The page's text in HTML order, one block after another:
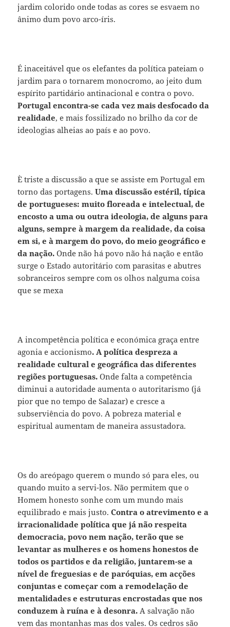
jardim colorido onde todas as cores se esvaem no
ânimo dum povo arco-íris.
É inaceitável que os elefantes da política pateiam o
jardim para o tornarem monocromo, ao jeito dum
espírito partidário antinacional e contra o povo.
Portugal encontra-se cada vez mais desfocado da
realidade, e mais fossilizado no brilho da cor de
ideologias alheias ao país e ao povo.
È triste a discussão a que se assiste em Portugal em
torno das portagens.Uma discussão estéril, típica
de portugueses: muito floreada e intelectual, de
encosto a uma ou outra ideologia, de alguns para
alguns, sempre à margem da realidade, da coisa
em si, e à margem do povo, do meio geográfico e
da nação.Onde não há povo não há nação e então
surge o Estado autoritário com parasitas e abutres
sobranceiros sempre com os olhos nalguma coisa
que se mexa
A incompetência política e económica graça entre
agonia e accionismo. A política despreza a
realidade cultural e geográfica das diferentes
regiões portuguesas.Onde falta a competência
diminui a autoridade aumenta o autoritarismo (já
pior que no tempo de Salazar) e cresce a
subserviência do povo. A pobreza material e
espiritual aumentam de maneira assustadora.
Os do areópago querem o mundo só para eles, ou
quando muito a servi-los. Não permitem que o
Homem honesto sonhe com um mundo mais
equilibrado e mais justo.Contra o atrevimento e a
irracionalidade política que já não respeita
democracia, povo nem nação, terão que se
levantar as mulheres e os homens honestos de
todos os partidos e da religião, juntarem-se a
nível de freguesias e de paróquias, em acções
conjuntas e começar com a remodelação de
mentalidades e estruturas encrostadas que nos
conduzem à ruína e à desonra. A salvação não
vem das montanhas mas dos vales. Os cedros são